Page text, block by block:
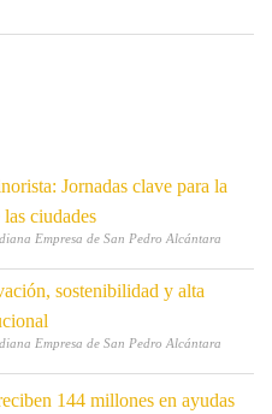
Jornadas clave para la
ciudades
Empresa de San Pedro Alcántara
sostenibilidad y alta
Empresa de San Pedro Alcántara